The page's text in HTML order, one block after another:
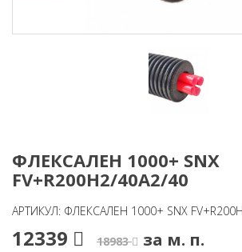
ФЛЕКСАЛЕН 1000+ SNX
FV+R200H2/40A2/40
АРТИКУЛ: ФЛЕКСАЛЕН 1000+ SNX
12339 18983 за м. п.